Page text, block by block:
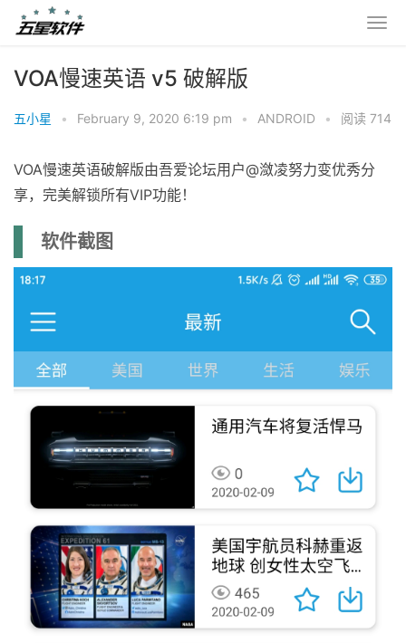
VOA慢速英语 v5 破解版
五小星 • February 9, 2020 6:19 pm • ANDROID • 阅读 714
VOA慢速英语破解版由吾爱论坛用户@潋凌努力变优秀分
享，完美解锁所有VIP功能！
软件截图